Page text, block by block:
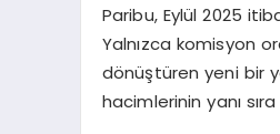
Paribu, Eylül 2025
Yalnızca komisyon
dönüştüren yeni bir
hacimlerinin yanı